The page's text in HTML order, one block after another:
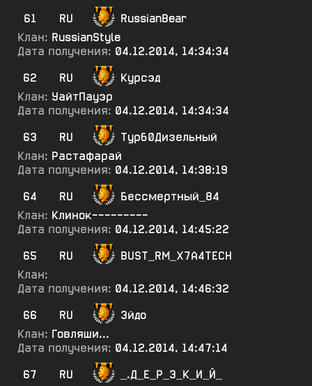
61
RU
RussianBear
Клан: RussianStyle
Дата получения: 04.12.2014, 14:34:34
62
RU
Курсэд
Клан: УайтПауэр
Дата получения: 04.12.2014, 14:34:34
63
RU
Турб0Дизельный
Клан: Растафарай
Дата получения: 04.12.2014, 14:38:19
64
RU
Бессмертный_84
Клан: Клинок---------
Дата получения: 04.12.2014, 14:45:22
65
RU
BUST_RM_X7A4TECH
Клан:
Дата получения: 04.12.2014, 14:46:32
66
RU
Эйдо
Клан: Говляши...
Дата получения: 04.12.2014, 14:47:14
67
RU _.Д_Е_Р_З_К_И_Й_